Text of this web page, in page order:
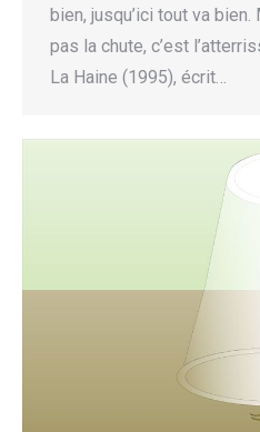
bien, jusqu’ici tout va bien.
pas la chute, c’est
La Haine (1995), écrit…